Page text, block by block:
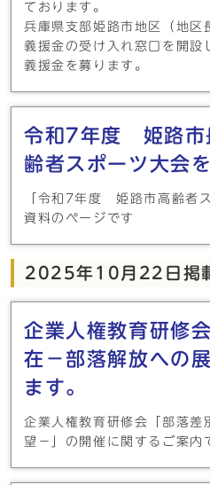
ております。
兵庫県支部姫路市地区（地
義援金の受け入れ窓口を開設
義援金を募ります。
令和7年度 姫路
齢者スポーツ大会
「令和7年度 姫路市高齢者
資料のページです
2025年10月22日掲
企業人権教育研修
在－部落解放への
ます。
企業人権教育研修会「部落差
望－」の開催に関するご案内